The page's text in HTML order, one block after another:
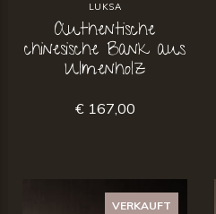
LUKSA
Authentische
chinesische Bank aus
Ulmenholz
€ 167,00
VERKAUFT